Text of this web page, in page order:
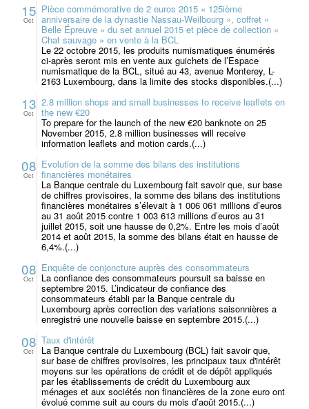
15
Oct
Pièce commémorative de 2 euros 2015 « 125ième
anniversaire de la dynastie Nassau-Weilbourg », coffret «
Belle Épreuve » du set annuel 2015 et pièce de collection «
Chat sauvage » en vente à la BCL
Le 22 octobre 2015, les produits numismatiques énumérés
ci-après seront mis en vente aux guichets de l’Espace
numismatique de la BCL, situé au 43, avenue Monterey, L-
2163 Luxembourg, dans la limite des stocks disponibles.(...)
13
Oct
2.8 million shops and small businesses to receive leaflets on
the new €20
To prepare for the launch of the new €20 banknote on 25
November 2015, 2.8 million businesses will receive
information leaflets and motion cards.(...)
08
Oct
Evolution de la somme des bilans des institutions
financières monétaires
La Banque centrale du Luxembourg fait savoir que, sur base
de chiffres provisoires, la somme des bilans des institutions
financières monétaires s’élevait à 1 006 061 millions d’euros
au 31 août 2015 contre 1 003 613 millions d’euros au 31
juillet 2015, soit une hausse de 0,2%. Entre les mois d’août
2014 et août 2015, la somme des bilans était en hausse de
6,4%.(...)
08
Oct
Enquête de conjoncture auprès des consommateurs
La confiance des consommateurs poursuit sa baisse en
septembre 2015. L’indicateur de confiance des
consommateurs établi par la Banque centrale du
Luxembourg après correction des variations saisonnières a
enregistré une nouvelle baisse en septembre 2015.(...)
08
Oct
Taux d'intérêt
La Banque centrale du Luxembourg (BCL) fait savoir que,
sur base de chiffres provisoires, les principaux taux d'intérêt
moyens sur les opérations de crédit et de dépôt appliqués
par les établissements de crédit du Luxembourg aux
ménages et aux sociétés non financières de la zone euro ont
évolué comme suit au cours du mois d’août 2015.(...)